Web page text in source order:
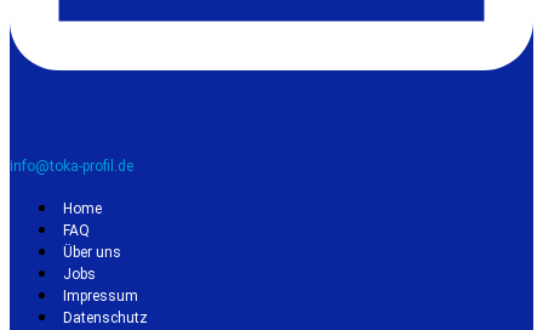
info@toka-profil.de
Home
FAQ
Über uns
Jobs
Impressum
Datenschutz